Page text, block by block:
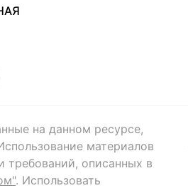
на данном ресурсе,
материалов
требований, описанных в
. Использовать